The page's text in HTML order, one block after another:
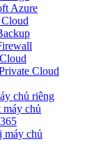
Azure
Cloud
chủ riêng
máy chủ
máy chủ